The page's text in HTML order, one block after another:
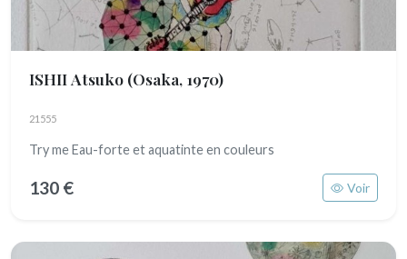
ISHII Atsuko (Osaka, 1970)
21555
Try me Eau-forte et aquatinte en couleurs
130 € Voir